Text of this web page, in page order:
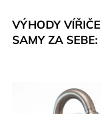
VÝHODY
SAMY ZA SEBE: